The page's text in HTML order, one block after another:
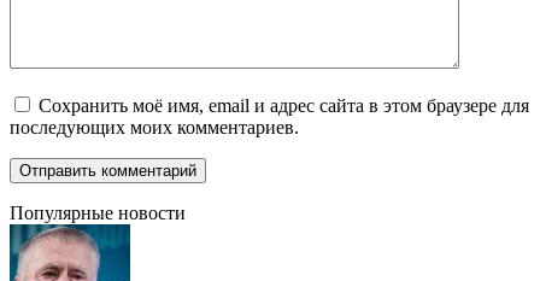
Сохранить моё имя, email и адрес сайта в этом браузере для
последующих моих комментариев.
Популярные новости